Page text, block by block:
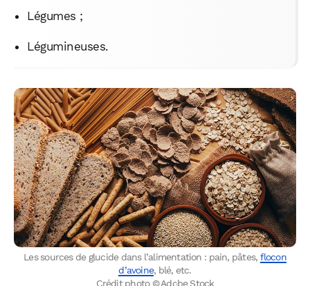
Légumes ;
Légumineuses.
Les sources de glucide dans l’alimentation : pain, pâtes, flocon
d’avoine, blé, etc.
Crédit photo © Adobe Stock